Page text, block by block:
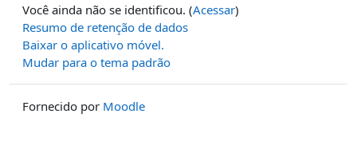
Você ainda não se identificou. (Acessar)
Resumo de retenção de dados
Baixar o aplicativo móvel.
Mudar para o tema padrão
Fornecido por Moodle